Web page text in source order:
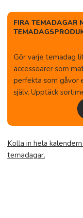
FIRA TEMADAGAR
Gör varje temadag
accessoarer som
perfekta som gåvor
själv. Upptäck
Kolla in hela
temadagar.